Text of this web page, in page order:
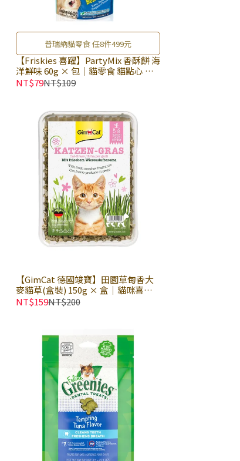
普瑞納貓零食 任8件499元
【Friskies 喜躍】PartyMix 香酥餅 海
洋鮮味 60g × 包｜貓零食 貓點心 貓
餅乾｜普瑞納
NT$79NT$109
【GimCat 德國竣寶】田園草甸香大
麥貓草(盒裝) 150g × 盒｜貓咪喜愛
天然香氣貓草 DIY種植新鮮貓草 貓草
點心
NT$159NT$200